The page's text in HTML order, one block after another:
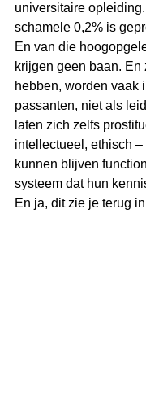
universitaire
schamele 0,2% is
En van die
krijgen geen baan.
hebben, worden vaak
passanten, niet als
laten zich zelfs
intellectueel, ethisch –
kunnen blijven
systeem dat hun
En ja, dit zie je terug